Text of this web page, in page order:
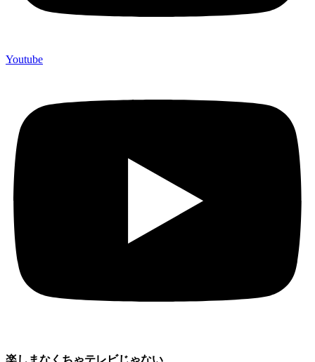
Youtube
楽しまなくちゃテレビじゃない